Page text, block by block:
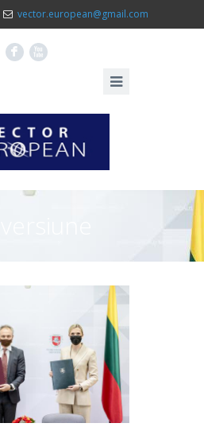
vector.european@gmail.com
F X